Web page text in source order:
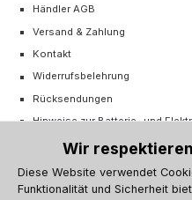
Händler AGB
Versand & Zahlung
Kontakt
Widerrufsbelehrung
Rücksendungen
Hinweise zur Batterie- und
Cookie-Einstellungen
Vertrag widerrufen
Wir
Diese Website verwendet
Funktionalität und Sicherheit